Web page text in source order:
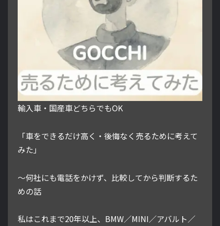
輸入車・国産車どちらでもOK
「車をできるだけ高く・後悔なく売るために考えて
みた」
～何社にも電話をかけず、比較してから判断するた
めの話
私はこれまで20年以上、BMW／MINI／アバルト／